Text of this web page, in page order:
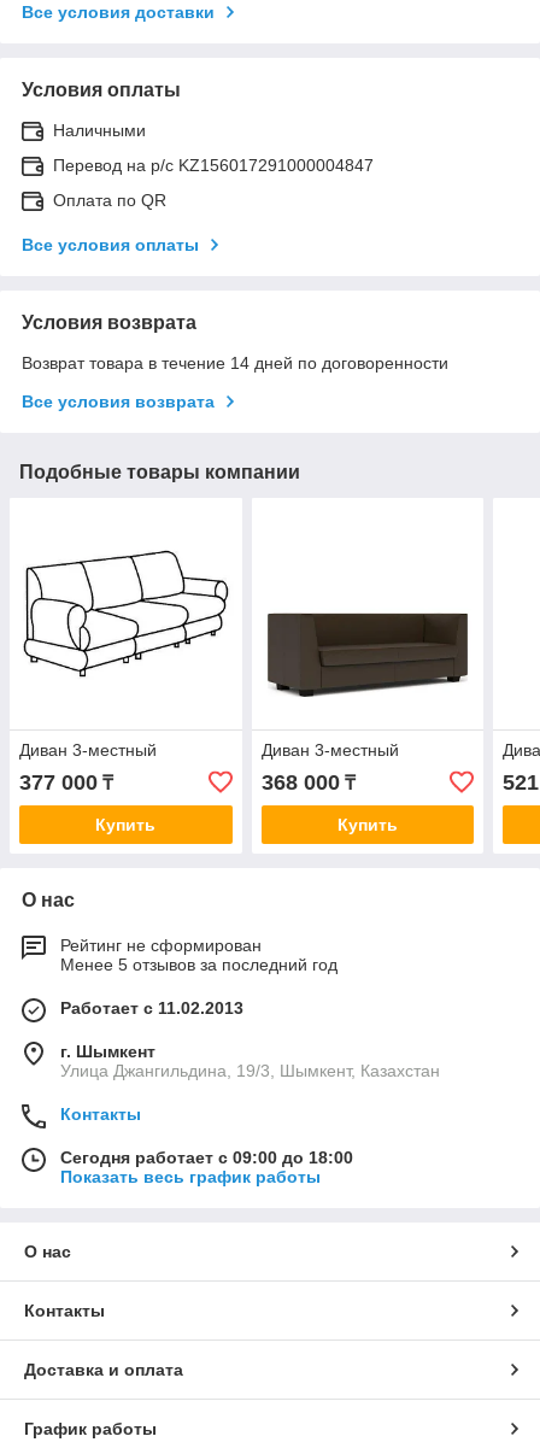
Все условия доставки
Условия оплаты
Наличными
Перевод на р/с KZ156017291000004847
Оплата по QR
Все условия оплаты
Условия возврата
Возврат товара в течение 14 дней по договоренности
Все условия возврата
Подобные товары компании
Диван 3-местный
377 000 ₸
Купить
Диван 3-местный
368 000₸
Купить
О нас
Рейтинг не сформирован
Менее 5 отзывов за последний год
Работает с 11.02.2013
г. Шымкент
Улица Джангильдина, 19/3, Шымкент, Казахстан
Контакты
Сегодня работает с 09:00 до 18:00
Показать весь график работы
О нас
Контакты
Доставка и оплата
График работы